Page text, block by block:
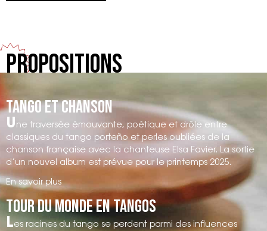
https://www.flaneriesreims.com/evenements/
Propositions
Tango et chanson
U ne traversée émouvante, poétique et drôle entre
classiques du tango porteño et perles oubliées de la
chanson française avec la chanteuse Elsa Favier. La sortie
d’un nouvel album est prévue pour le printemps 2025.
En savoir plus
Tour du monde en tangos
Les racines du tango se perdent parmi des influences